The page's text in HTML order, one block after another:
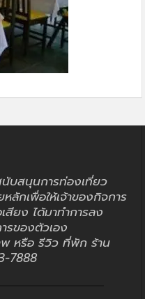
บสนุนการท่องเที่ยว
ลักเพื่อให้เจ้าของกิจการ
สียง ได้มาทำการลง
รของตัวเอง
พ หรือ รีวิว ที่พัก ร้าน
7888